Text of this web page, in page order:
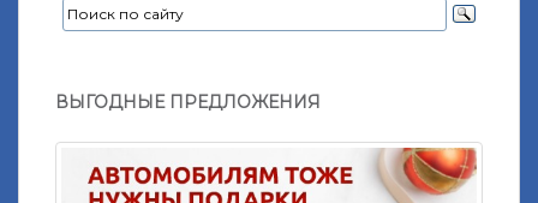
ВЫГОДНЫЕ ПРЕДЛОЖЕНИЯ